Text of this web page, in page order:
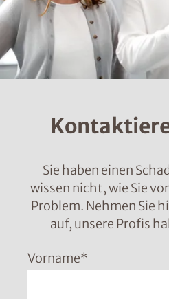
Sie haben einen
wissen nicht, wie Sie
Problem. Nehmen Sie
auf, unsere Profis
Vorname*